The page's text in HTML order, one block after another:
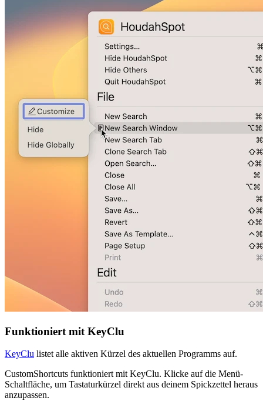
Funktioniert mit KeyClu
KeyClu listet alle aktiven Kürzel des aktuellen Programms auf.
CustomShortcuts funktioniert mit KeyClu. Klicke auf die Menü-
Schaltfläche, um Tastaturkürzel direkt aus deinem Spickzettel heraus
anzupassen.